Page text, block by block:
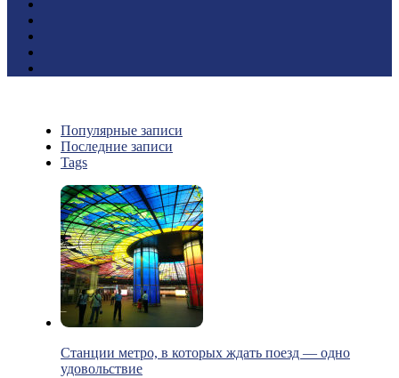
Популярные записи
Последние записи
Tags
Станции метро, в которых ждать поезд — одно
удовольствие